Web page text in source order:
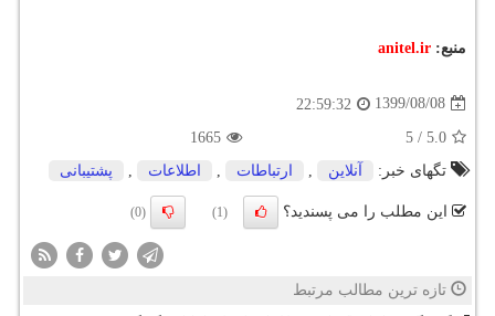
منبع: anitel.ir
1399/08/08
22:59:32
5.0
/
5
1665
تگهای خبر:
آنلاین ارتباطات اطلاعات پشتیبانی
این مطلب را می پسندید؟ (1)
(0)
تازه ترین مطالب مرتبط